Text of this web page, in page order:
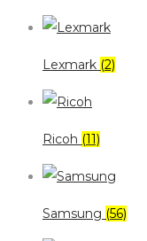
Lexmark (2)
Ricoh (11)
Samsung (56)